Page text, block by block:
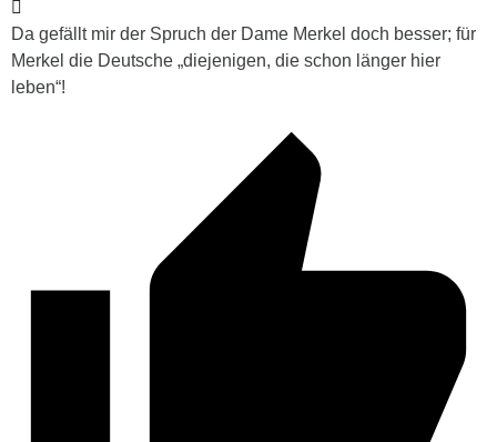
Da gefällt mir der Spruch der Dame Merkel doch besser; für
Merkel die Deutsche „diejenigen, die schon länger hier
leben“!